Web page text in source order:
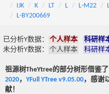
IJK
K LT L L-M22
L-BY200669
已分析Y数据： 个人样本 科研样
未分析Y数据：
个人样本 科研样
祖源树TheYtree的部分树形借鉴了
2020， YFull YTree v9.05.00，感谢
献！